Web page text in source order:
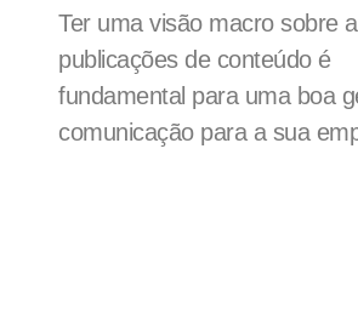
Ter uma visão macro sobre
publicações de conteúdo é
fundamental para uma boa
comunicação para a sua